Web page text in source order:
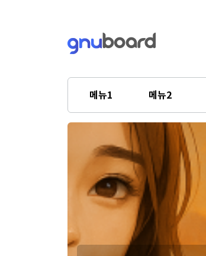
메뉴1 메뉴2